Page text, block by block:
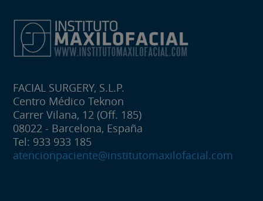
FACIAL SURGERY, S.L.P.
Centro Médico Teknon
Carrer Vilana, 12 (Off. 185)
08022 - Barcelona, España
Tel: 933 933 185
atencionpaciente@institutomaxilofacial.com